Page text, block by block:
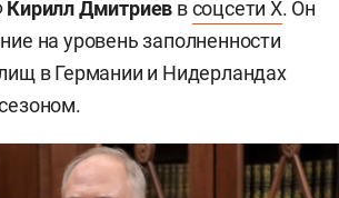
Кирилл Дмитриев всоцсети X. Он
на уровень заполненности
в Германии и Нидерландах